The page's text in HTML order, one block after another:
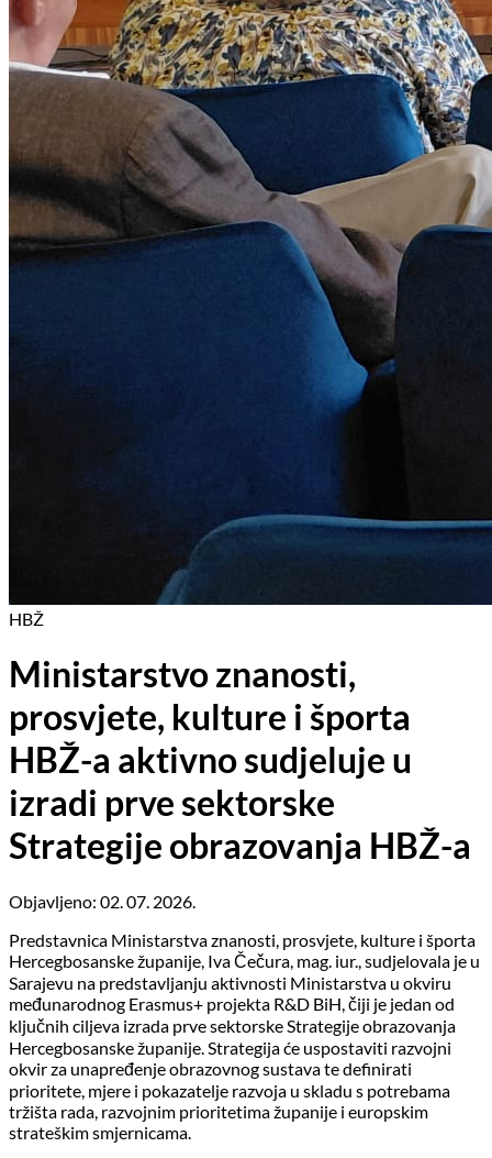
HBŽ
Ministarstvo znanosti,
prosvjete, kulture i športa
HBŽ-a aktivno sudjeluje u
izradi prve sektorske
Strategije obrazovanja HBŽ-a
Objavljeno: 02. 07. 2026.
Predstavnica Ministarstva znanosti, prosvjete, kulture i športa
Hercegbosanske županije, Iva Čečura, mag. iur., sudjelovala je u
Sarajevu na predstavljanju aktivnosti Ministarstva u okviru
međunarodnog Erasmus+ projekta R&D BiH, čiji je jedan od
ključnih ciljeva izrada prve sektorske Strategije obrazovanja
Hercegbosanske županije. Strategija će uspostaviti razvojni
okvir za unapređenje obrazovnog sustava te definirati
prioritete, mjere i pokazatelje razvoja u skladu s potrebama
tržišta rada, razvojnim prioritetima županije i europskim
strateškim smjernicama.